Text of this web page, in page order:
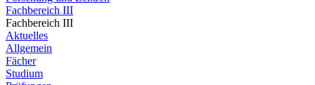
Fachbereich III
Fachbereich III
Aktuelles
Allgemein
Fächer
Studium